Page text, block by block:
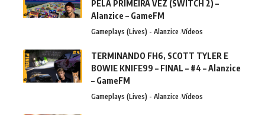
PELA PRIMEIRA VEZ (SWITCH 2) –
Alanzice – GameFM
Gameplays (Lives) - Alanzice Vídeos
TERMINANDO FH6, SCOTT TYLER E
BOWIE KNIFE99 – FINAL – #4 – Alanzice
– GameFM
Gameplays (Lives) - Alanzice Vídeos